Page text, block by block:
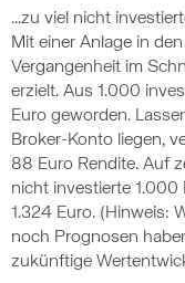
...zu viel nicht
Mit einer Anlage in
Vergangenheit im
erzielt. Aus 1.000
Euro geworden.
Broker-Konto liegen,
88 Euro Rendite. Auf
nicht investierte 1.000
1.324 Euro. (Hinweis:
noch Prognosen
zukünftige